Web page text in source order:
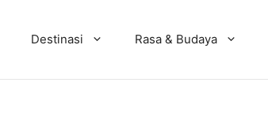
Destinasi Rasa & Budaya